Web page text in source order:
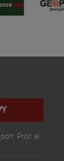
Proč je